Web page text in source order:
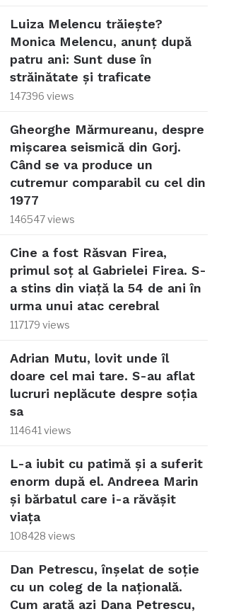
Luiza Melencu trăiește?
Monica Melencu, anunț după
patru ani: Sunt duse în
străinătate și traficate
147396 views
Gheorghe Mărmureanu, despre
mișcarea seismică din Gorj.
Când se va produce un
cutremur comparabil cu cel din
1977
146547 views
Cine a fost Răsvan Firea,
primul soț al Gabrielei Firea. S-
a stins din viață la 54 de ani în
urma unui atac cerebral
117179 views
Adrian Mutu, lovit unde îl
doare cel mai tare. S-au aflat
lucruri neplăcute despre soția
sa
114641 views
L-a iubit cu patimă și a suferit
enorm după el. Andreea Marin
și bărbatul care i-a răvășit
viața
108428 views
Dan Petrescu, înșelat de soție
cu un coleg de la națională.
Cum arată azi Dana Petrescu,